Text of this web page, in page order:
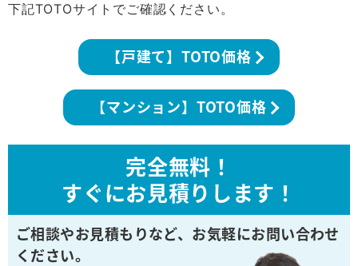
下記TOTOサイトでご確認ください。
【戸建て】TOTO価格
【マンション】TOTO価格
完全無料！
すぐにお見積りします！
ご相談やお見積もりなど、 お気軽にお問い合わせ
ください。